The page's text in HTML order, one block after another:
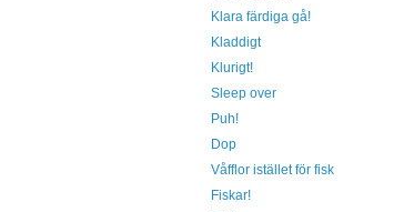
Klara färdiga gå!
Kladdigt
Klurigt!
Sleep over
Puh!
Dop
Våfflor istället för fisk
Fiskar!